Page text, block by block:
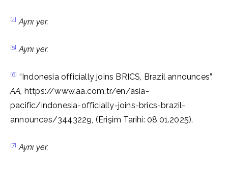
[4] Aynı yer.
[5] Aynı yer.
[6] “Indonesia officially joins BRICS, Brazil announces”,
AA, https://www.aa.com.tr/en/asia-
pacific/indonesia-officially-joins-brics-brazil-
announces/3443229, (Erişim Tarihi: 08.01.2025).
[7] Aynı yer.